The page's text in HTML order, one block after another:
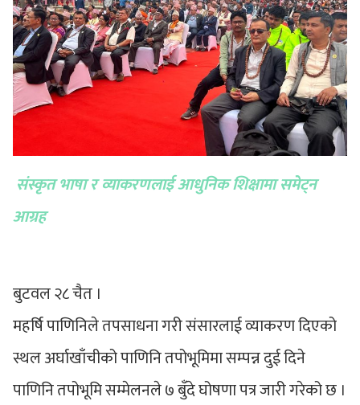
संस्कृत भाषा र व्याकरणलाई आधुनिक शिक्षामा समेट्न
आग्रह
बुटवल २८ चैत ।
महर्षि पाणिनिले तपसाधना गरी संसारलाई व्याकरण दिएको
स्थल अर्घाखाँचीको पाणिनि तपोभूमिमा सम्पन्न दुई दिने
पाणिनि तपोभूमि सम्मेलनले ७ बुँदे घोषणा पत्र जारी गरेको छ ।